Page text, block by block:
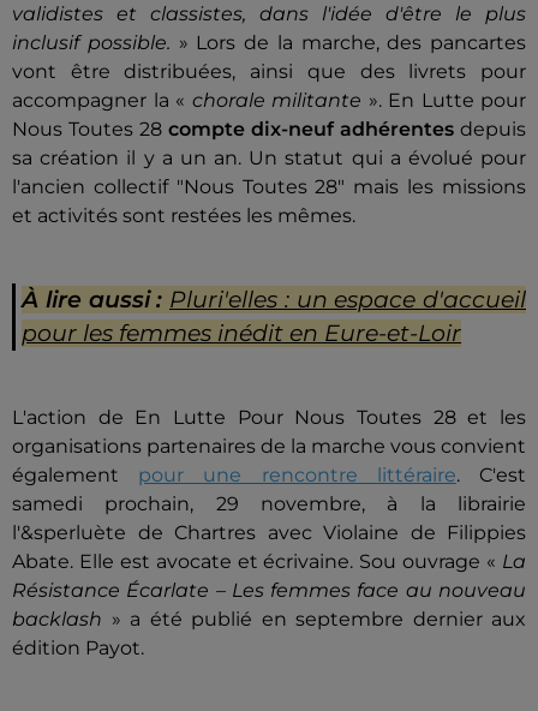
validistes et classistes, dans l'idée d'être le plus
inclusif possible. » Lors de la marche, des pancartes
vont être distribuées, ainsi que des livrets pour
accompagner la « chorale militante ». En Lutte pour
Nous Toutes 28 compte dix-neuf adhérentes depuis
sa création il y a un an. Un statut qui a évolué pour
l'ancien collectif "Nous Toutes 28" mais les missions
et activités sont restées les mêmes.
À lire aussi : Pluri'elles : un espace d'accueil
pour les femmes inédit en Eure-et-Loir
L'action de En Lutte Pour Nous Toutes 28 et les
organisations partenaires de la marche vous convient
également pour une rencontre littéraire. C'est
samedi prochain, 29 novembre, à la librairie
l'&sperluète de Chartres avec Violaine de Filippies
Abate. Elle est avocate et écrivaine. Sou ouvrage « La
Résistance Écarlate – Les femmes face au nouveau
backlash » a été publié en septembre dernier aux
édition Payot.